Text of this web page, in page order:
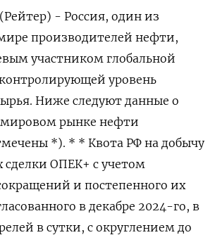
- Россия, один из
производителей нефти,
участником глобальной
уровень
Ниже следуют данные о
рынке нефти
*). * * Квота РФ на добычу
сделки ОПЕК+ с учетом
и постепенного их
в декабре 2024-го, в
в сутки, с округлением до